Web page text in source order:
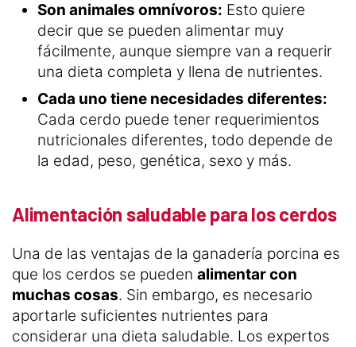
Son animales omnívoros: Esto quiere
decir que se pueden alimentar muy
fácilmente, aunque siempre van a requerir
una dieta completa y llena de nutrientes.
Cada uno tiene necesidades diferentes:
Cada cerdo puede tener requerimientos
nutricionales diferentes, todo depende de
la edad, peso, genética, sexo y más.
Alimentación saludable para los cerdos
Una de las ventajas de la ganadería porcina es
que los cerdos se pueden alimentar con
muchas cosas. Sin embargo, es necesario
aportarle suficientes nutrientes para
considerar una dieta saludable. Los expertos